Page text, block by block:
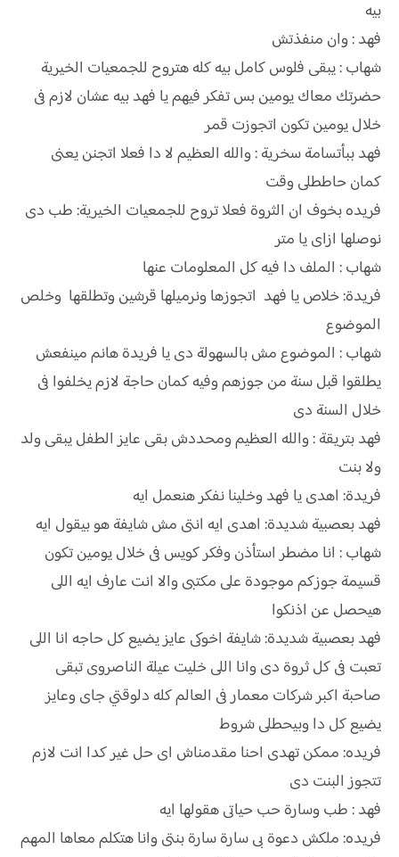
بيه
فهد : وان منفذتش
شهاب : يبقى فلوس كامل بيه كله هتروح للجمعيات الخيرية
حضرتك معاك يومين بس تفكر فيهم يا فهد بيه عشان لازم فى
خلال يومين تكون اتجوزت قمر
فهد ببأتسامة سخرية : والله العظيم لا دا فعلا اتجنن يعنى
كمان حاططلى وقت
فريده بخوف ان الثروة فعلا تروح للجمعيات الخيرية: طب دى
نوصلها ازاى يا متر
شهاب : الملف دا فيه كل المعلومات عنها
فريدة: خلاص يا فهد اتجوزها ونرميلها قرشين وتطلقها وخلص
الموضوع
شهاب : الموضوع مش بالسهولة دى يا فريدة هانم مينفعش
يطلقوا قبل سنة من جوزهم وفيه كمان حاجة لازم يخلفوا فى
خلال السنة دى
فهد بتريقة : والله العظيم ومحددش بقى عايز الطفل يبقى ولد
ولا بنت
فريدة: اهدى يا فهد وخلينا نفكر هنعمل ايه
فهد بعصبية شديدة: اهدى ايه انتى مش شايفة هو بيقول ايه
شهاب : انا مضطر استأذن وفكر كويس فى خلال يومين تكون
قسيمة جوزكم موجودة على مكتبى والا انت عارف ايه اللى
هيحصل عن اذنكوا
فهد بعصبية شديدة: شايفة اخوكى عايز يضيع كل حاجه انا اللى
تعبت فى كل ثروة دى وانا اللى خليت عيلة الناصروى تبقى
صاحبة اكبر شركات معمار فى العالم كله دلوقتي جاى وعايز
يضيع كل دا وبيحطلى شروط
فريده: ممكن تهدى احنا مقدمناش اى حل غير كدا انت لازم
تتجوز البنت دى
فهد : طب وسارة حب حياتى هقولها ايه
فريده: ملكش دعوة بى سارة سارة بنتى وانا هتكلم معاها المهم